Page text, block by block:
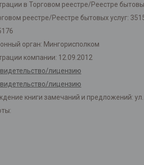
в Торговом реестре/Реестре
реестре/Реестре бытовых услуг:
орган: Мингорисполком
компании: 12.09.2012
лицензию
лицензию
книги замечаний и предложений: